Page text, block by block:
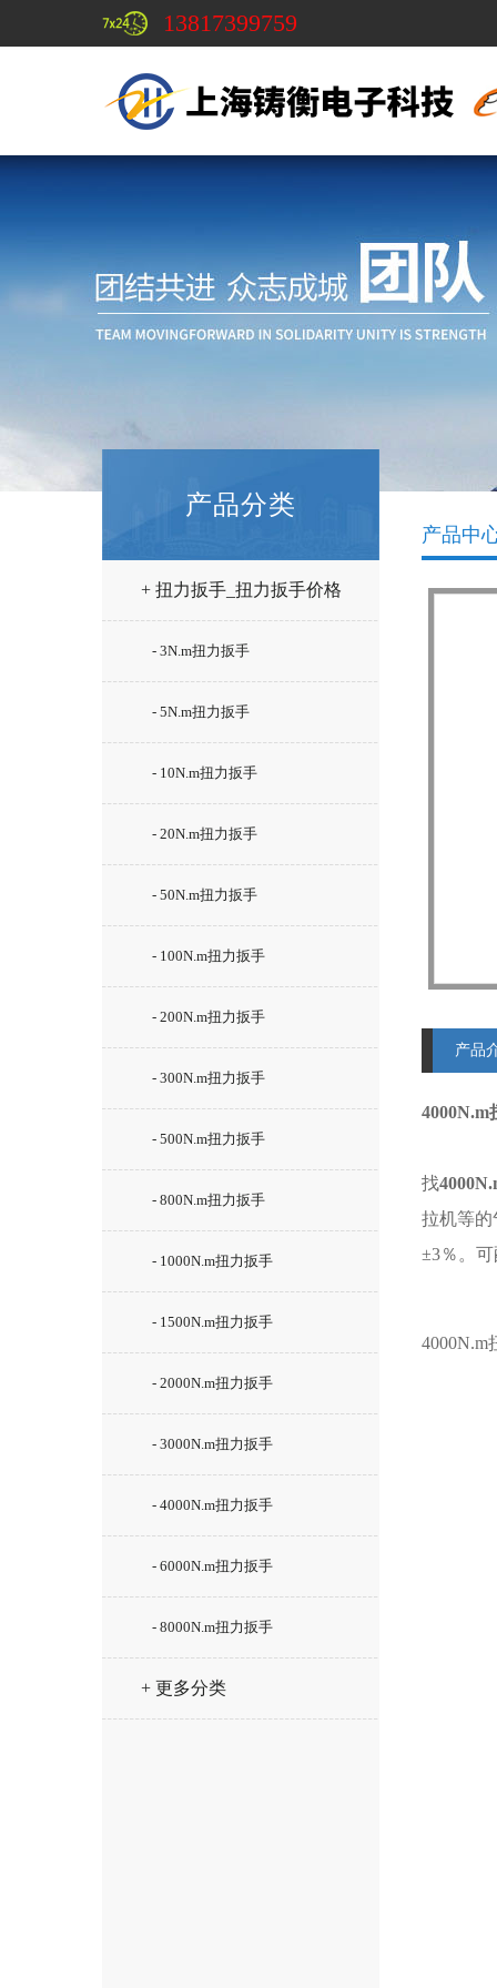
13817399759
产品分类
+ 扭力扳手_扭力扳手价格
- 3N.m扭力扳手
- 5N.m扭力扳手
- 10N.m扭力扳手
- 20N.m扭力扳手
- 50N.m扭力扳手
- 100N.m扭力扳手
- 200N.m扭力扳手
- 300N.m扭力扳手
- 500N.m扭力扳手
- 800N.m扭力扳手
- 1000N.m扭力扳手
- 1500N.m扭力扳手
- 2000N.m扭力扳手
- 3000N.m扭力扳手
- 4000N.m扭力扳手
- 6000N.m扭力扳手
- 8000N.m扭力扳手
+ 更多分类
产品中
产品
4000N.m
找
拉机等的
±3％。
4000N.m